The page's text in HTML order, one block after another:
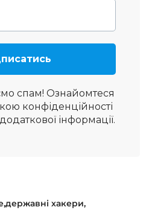
спам! Ознайомтеся
конфіденційності
інформації.
державні хакери